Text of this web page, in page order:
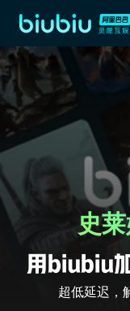
史
超低延迟，